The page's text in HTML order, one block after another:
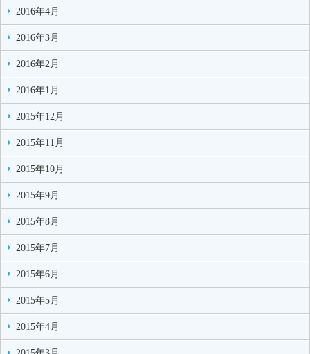
2016年4月
2016年3月
2016年2月
2016年1月
2015年12月
2015年11月
2015年10月
2015年9月
2015年8月
2015年7月
2015年6月
2015年5月
2015年4月